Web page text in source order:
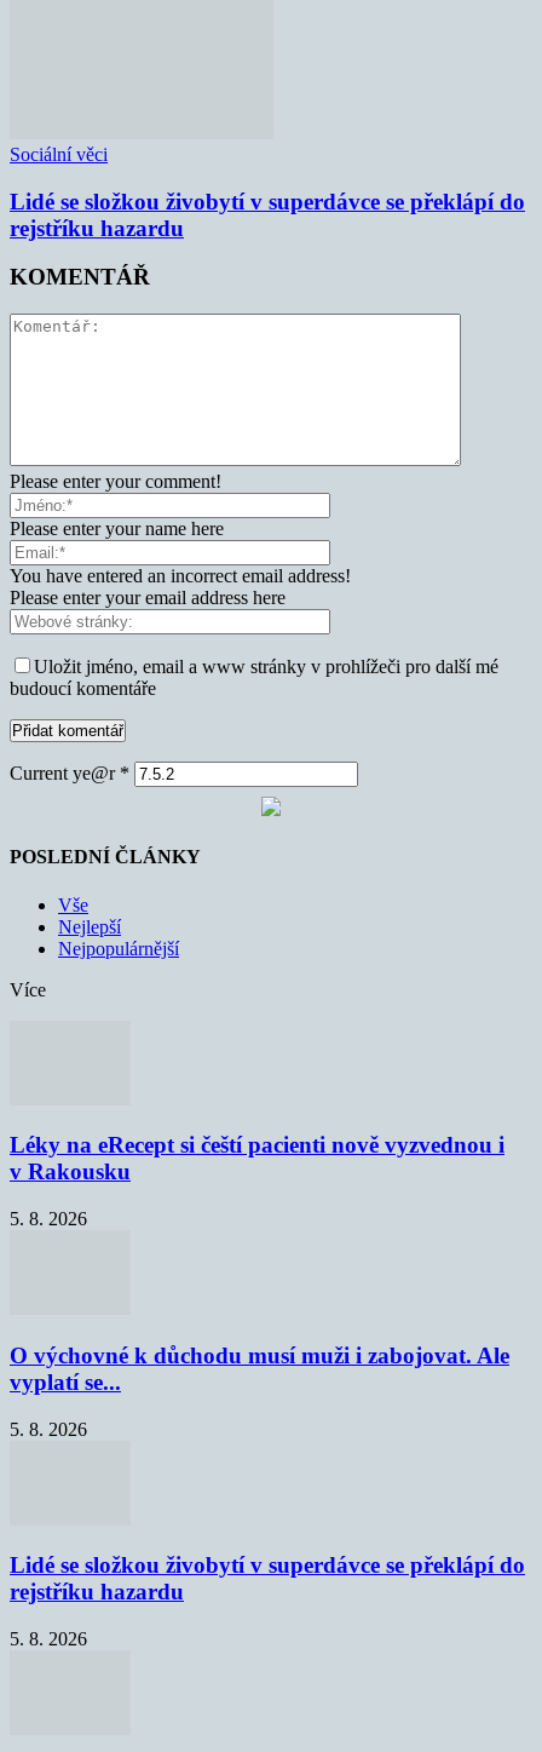
Sociální věci
Lidé se složkou živobytí v superdávce se překlápí do
rejstříku hazardu
KOMENTÁŘ
Please enter your comment!
Please enter your name here
You have entered an incorrect email address!
Please enter your email address here
Uložit jméno, email a www stránky v prohlížeči pro další mé
budoucí komentáře
Current ye@r *
POSLEDNÍ ČLÁNKY
Vše
Nejlepší
Nejpopulárnější
Více
Léky na eRecept si čeští pacienti nově vyzvednou i
v Rakousku
5. 8. 2026
O výchovné k důchodu musí muži i zabojovat. Ale
vyplatí se...
5. 8. 2026
Lidé se složkou živobytí v superdávce se překlápí do
rejstříku hazardu
5. 8. 2026